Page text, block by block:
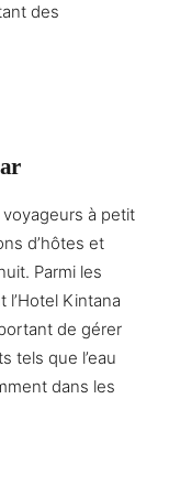
des
à petit
d’hôtes et
Parmi les
Kintana
de gérer
tels que l’eau
dans les